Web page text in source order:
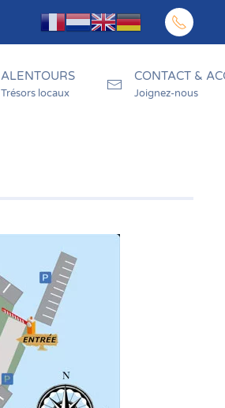
ALENTOURS
Trésors locaux
CONTACT &
Joignez-nous